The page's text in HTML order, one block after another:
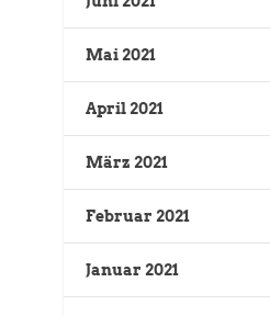
Mai 2021
April 2021
März 2021
Februar 2021
Januar 2021